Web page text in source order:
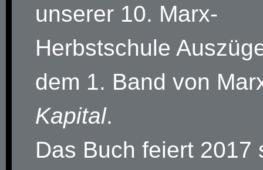
unserer 10. Marx-
Herbstschule
dem 1. Band von
Kapital.
Das Buch feiert 2017